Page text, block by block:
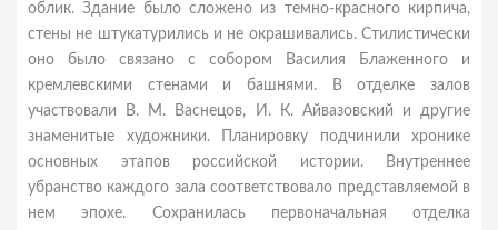
облик. Здание было сложено из темно-красного кирпича,
стены не штукатурились и не окрашивались. Стилистически
оно было связано с собором Василия Блаженного и
кремлевскими стенами и башнями. В отделке залов
участвовали В. М. Васнецов, И. К. Айвазовский и другие
знаменитые художники. Планировку подчинили хронике
основных этапов российской истории. Внутреннее
убранство каждого зала соответствовало представляемой в
нем эпохе. Сохранилась первоначальная отделка